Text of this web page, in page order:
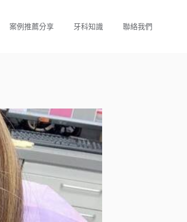
案例推薦分享 牙科知識 聯絡我們